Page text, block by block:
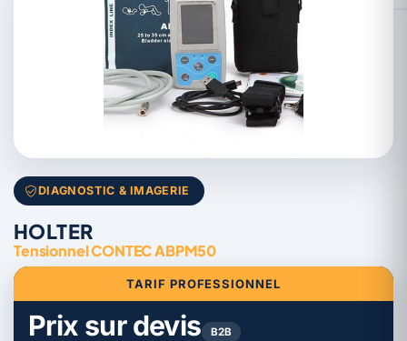
DIAGNOSTIC & IMAGERIE
HOLTER
Tensionnel CONTEC ABPM50
TARIF PROFESSIONNEL
Prix sur devis B2B